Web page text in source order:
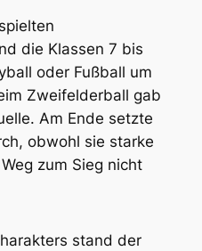
die Klassen 7 bis
oder Fußball um
Zweifelderball gab
Am Ende setzte
obwohl sie starke
zum Sieg nicht
stand der